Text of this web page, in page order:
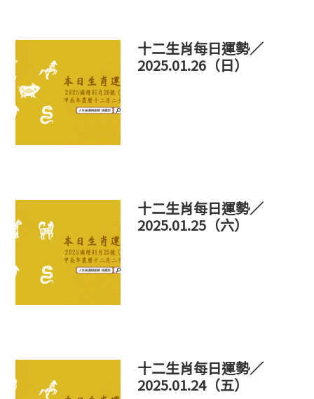
十二生肖每日運勢／
2025.01.26（日）
十二生肖每日運勢／
2025.01.25（六）
十二生肖每日運勢／
2025.01.24（五）